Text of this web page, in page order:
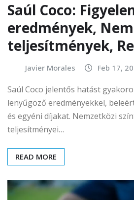
Saúl Coco:
eredmények,
teljesítmények,
Javier Morales Feb 17,
Saúl Coco jelentős hatást
lenyűgöző eredményekkel,
és egyéni díjakat. Nemzetközi
teljesítményei…
READ MORE